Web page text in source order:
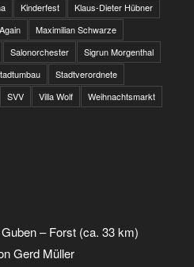
Kinderfest
Klaus-Dieter Hübner
Maximilian Schwarze
Salonorchester
Sigrun Morgenthal
Stadtverordnete
SVV Villa Wolf Weihnachtsmarkt
– Forst (ca. 33 km)
Gerd Müller